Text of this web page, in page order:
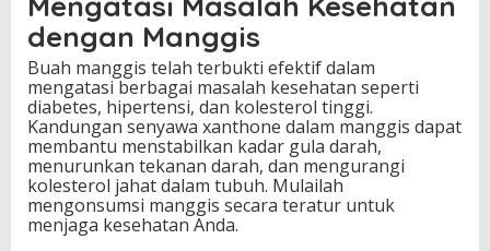
dengan Manggis
Buah manggis telah terbukti efektif dalam
mengatasi berbagai masalah kesehatan seperti
diabetes, hipertensi, dan kolesterol tinggi.
Kandungan senyawa xanthone dalam manggis dapat
membantu menstabilkan kadar gula darah,
menurunkan tekanan darah, dan mengurangi
kolesterol jahat dalam tubuh. Mulailah
mengonsumsi manggis secara teratur untuk
menjaga kesehatan Anda.